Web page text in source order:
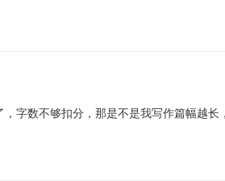
字数不够扣分，那是不是我写作篇幅越长